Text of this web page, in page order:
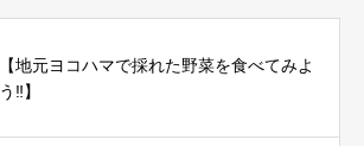
【地元ヨコハマで採れた野菜を食べてみよ
う‼︎】